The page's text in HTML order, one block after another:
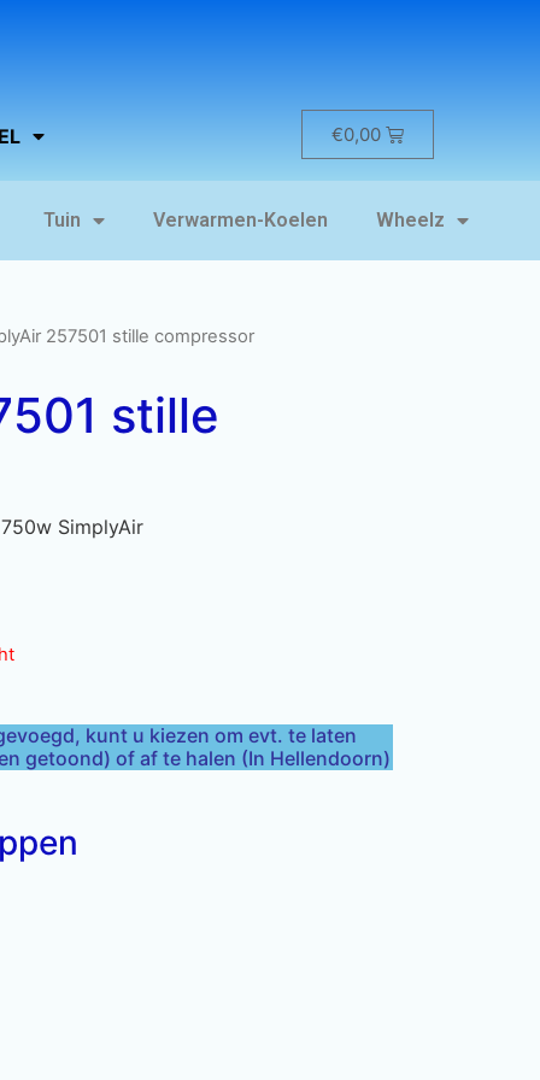
€0,00
Tuin Verwarmen-Koelen Wheelz
257501 stille compressor
stille
SimplyAir
kunt u kiezen om evt. te laten
getoond) of af te halen (In Hellendoorn)